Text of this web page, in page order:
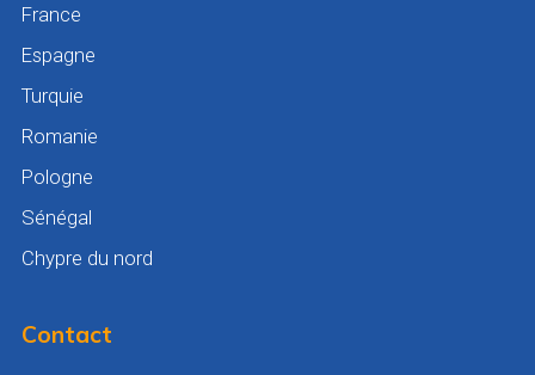
France
Espagne
Turquie
Romanie
Pologne
Sénégal
Chypre du nord
Contact